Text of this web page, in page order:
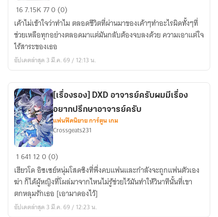
[DXD]
ราชา
คน
ที่3แห่งEldenนาม
นั้น
คือNakroth
167.15K770 (0)
เค้าไม่เข้าใจว่าทำไม ตลอดชีวิตที่ผ่านมาของเค้าๆทำอะไรผิดทั้งๆที่
ช่วยเหลือทุกอย่างตลอดมาแต่มันกลับต้องจบลงด้วย ความเอาแต่ใจ
ไร้สาระของเธอ
อัปเดตล่าสุด 3 มี.ค. 69 / 12:13 น.
[เรื่อง
รอง]
DXD
อาจารย์
ครับ
ผม
[เรื่องรอง] DXD อาจารย์ครับผมมีเรื่อง
อยากปรึกษาอาจารย์ครับ
แฟนฟิคนิยาย การ์ตูน เกม
Crossgeats231
1641 120 (0)
เฮียวโด อิซเซย์หนุ่มโสดซิงที่พึ่งคบแฟนและกำลังจะถูกแฟนตัวเอง
ฆ่า ก็ได้ผู้หญิงที่โผล่มาจากไหนไม่รู้ช่วยไว้มันทำให้วินาทีนั้นที่เขา
ตกหลุมรักเธอ [เอามาดองไว้]
อัปเดตล่าสุด 3 มี.ค. 69 / 12:23 น.